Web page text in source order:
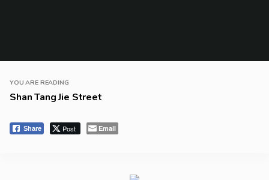
YOU ARE READING
Shan Tang Jie Street
Share Post Email